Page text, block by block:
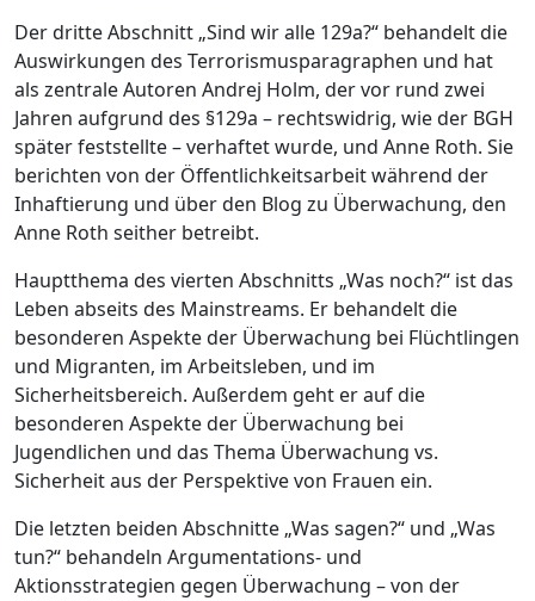
Der dritte Abschnitt „Sind wir alle 129a?“ behandelt die
Auswirkungen des Terrorismusparagraphen und hat
als zentrale Autoren Andrej Holm, der vor rund zwei
Jahren aufgrund des §129a – rechtswidrig, wie der BGH
später feststellte – verhaftet wurde, und Anne Roth. Sie
berichten von der Öffentlichkeitsarbeit während der
Inhaftierung und über den Blog zu Überwachung, den
Anne Roth seither betreibt.
Hauptthema des vierten Abschnitts „Was noch?“ ist das
Leben abseits des Mainstreams. Er behandelt die
besonderen Aspekte der Überwachung bei Flüchtlingen
und Migranten, im Arbeitsleben, und im
Sicherheitsbereich. Außerdem geht er auf die
besonderen Aspekte der Überwachung bei
Jugendlichen und das Thema Überwachung vs.
Sicherheit aus der Perspektive von Frauen ein.
Die letzten beiden Abschnitte „Was sagen?“ und „Was
tun?“ behandeln Argumentations- und
Aktionsstrategien gegen Überwachung – von der